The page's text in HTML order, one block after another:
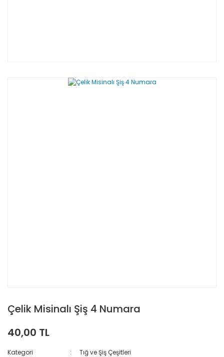
Çelik Misinalı Şiş 4 Numara
40,00 TL
Kategori Tığ ve Şiş Çeşitleri